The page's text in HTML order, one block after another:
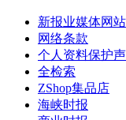
新报业媒体网站
网络条款
个人资料保护
全检索
ZShop集品店
海峡时报